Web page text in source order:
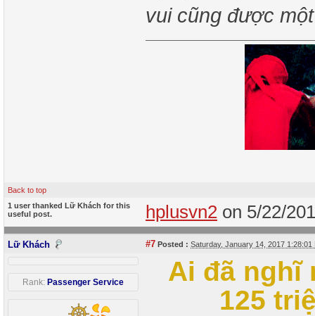
vui cũng được
Back to top
1 user thanked Lữ Khách for this
useful post.
hplusvn2 on 5/22/
Lữ Khách #7 Posted : Saturday, January 14, 2017 1:28:01
Rank: Passenger Service
Ai đã nghĩ
125